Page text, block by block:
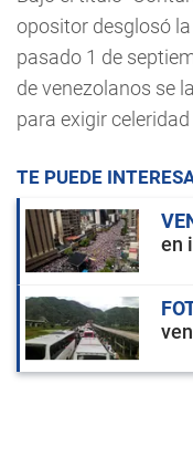
opositor desglosó
pasado 1 de
de venezolanos se
para exigir
TE PUEDE
en